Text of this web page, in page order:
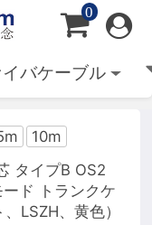
0
バケーブル
10m
タイプB OS2
ド トランクケ
LSZH、黄色）